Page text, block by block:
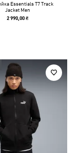
Essentials T7 Track
Jacket Men
2 990,00 ₴